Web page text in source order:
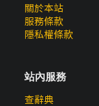
關於本站
服務條款
隱私權條款
站內服務
查辭典